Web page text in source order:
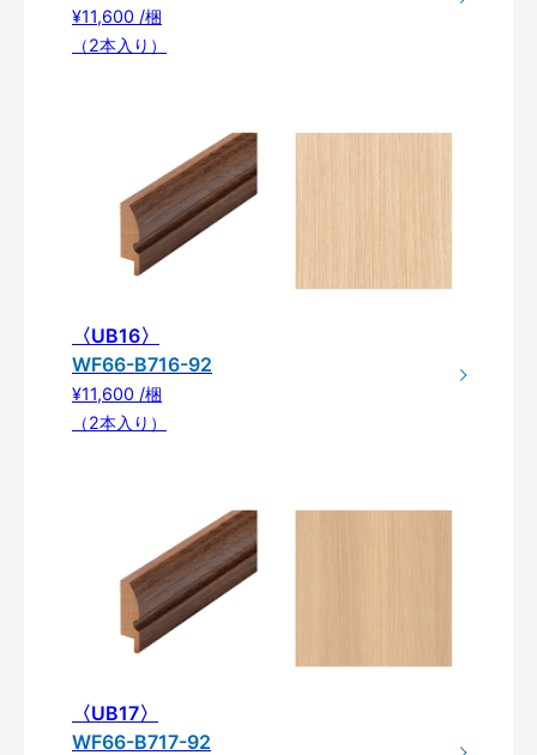
¥11,600 /梱
（2本入り）
〈UB16〉
WF66-B716-92
¥11,600 /梱
（2本入り）
〈UB17〉
WF66-B717-92